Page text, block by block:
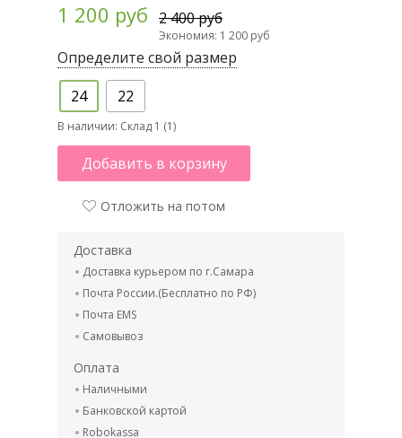
1 200 руб 2 400 руб
Экономия: 1 200 руб
Определите свой размер
24
22
В наличии: Склад 1 (1)
Добавить в корзину
Отложить на потом
Доставка
Доставка курьером по г.Самара
Почта России.(Бесплатно по РФ)
Почта EMS
Самовывоз
Оплата
Наличными
Банковской картой
Robokassa